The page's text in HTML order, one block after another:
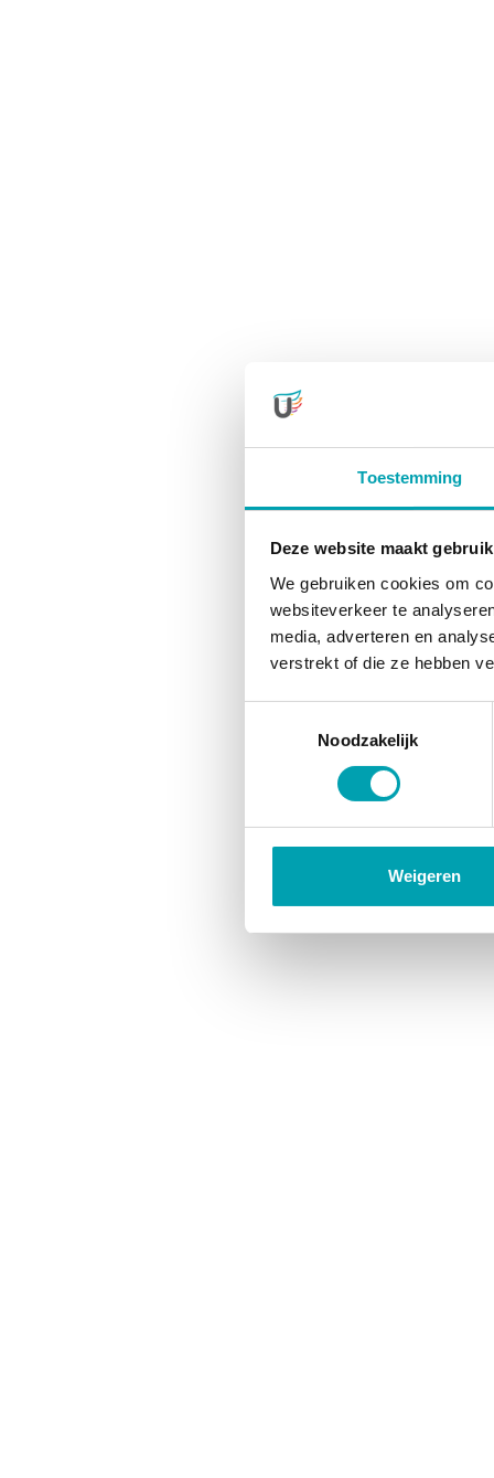
Toestemming
Deze website maakt
We gebruiken cookies om
websiteverkeer te
media, adverteren en
verstrekt of die ze hebben
Noodzakelijk
Weigeren